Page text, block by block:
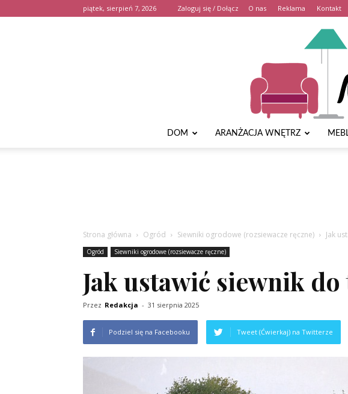
piątek, sierpień 7, 2026 Zaloguj się / Dołącz O nas Reklama Kontakt
DOM ARANŻACJA WNĘTRZ
Strona główna Ogród Siewniki ogrodowe (rozsiewacze ręczne) Jak
Ogród Siewniki ogrodowe (rozsiewacze ręczne)
Jak ustawić siewnik
Przez Redakcja - 31 sierpnia 2025
Podziel się na Facebooku Tweet (Ćwierkaj) na Twitterze